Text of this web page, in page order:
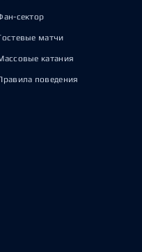
сектор
матчи
катания
поведения